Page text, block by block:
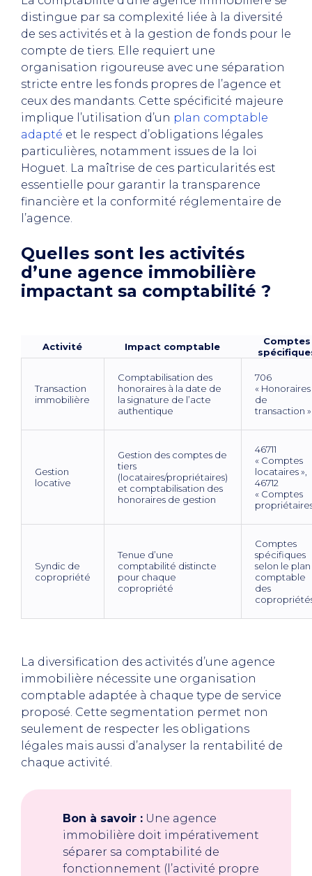
distingue par sa complexité liée à la diversité
de ses activités et à la gestion de fonds pour le
compte de tiers. Elle requiert une
organisation rigoureuse avec une séparation
stricte entre les fonds propres de l’agence et
ceux des mandants. Cette spécificité majeure
implique l’utilisation d’un plan comptable
adapté et le respect d’obligations légales
particulières, notamment issues de la loi
Hoguet. La maîtrise de ces particularités est
essentielle pour garantir la transparence
financière et la conformité réglementaire de
l’agence.
Quelles sont les activités
d’une agence immobilière
impactant sa comptabilité ?
Activité Impact comptable
Comptes
Transaction
immobilière
Comptabilisation des
honoraires à la date de
la signature de l’acte
authentique
706
« Honoraires
de
transaction »
Gestion
locative
Gestion des comptes de
tiers
(locataires/propriétaires)
et comptabilisation des
honoraires de gestion
46711
« Comptes
locataires »,
46712
« Comptes
Syndic de
copropriété
Tenue d’une
comptabilité distincte
pour chaque
copropriété
Comptes
spécifiques
selon le plan
comptable
des
La diversification des activités d’une agence
immobilière nécessite une organisation
comptable adaptée à chaque type de service
proposé. Cette segmentation permet non
seulement de respecter les obligations
légales mais aussi d’analyser la rentabilité de
chaque activité.
Bon à savoir : Une agence
immobilière doit impérativement
séparer sa comptabilité de
fonctionnement (l’activité propre